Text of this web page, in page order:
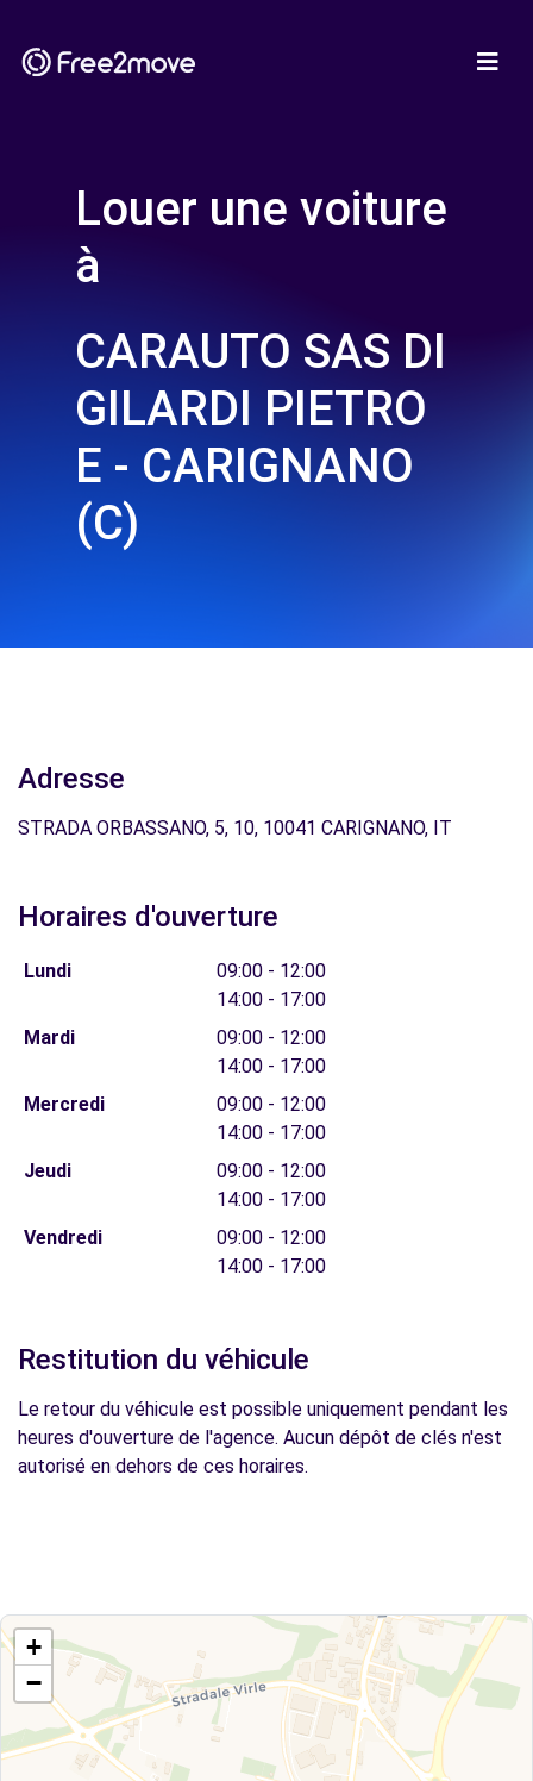
Louer une voiture
à
CARAUTO SAS DI
GILARDI PIETRO
E - CARIGNANO
(C)
Adresse
STRADA ORBASSANO, 5, 10, 10041 CARIGNANO, IT
Horaires d'ouverture
Lundi
09:00 - 12:00
14:00 - 17:00
Mardi
09:00 - 12:00
14:00 - 17:00
Mercredi
09:00 - 12:00
14:00 - 17:00
Jeudi
09:00 - 12:00
14:00 - 17:00
Vendredi
09:00 - 12:00
14:00 - 17:00
Restitution du véhicule
Le retour du véhicule est possible uniquement pendant les
heures d'ouverture de l'agence. Aucun dépôt de clés n'est
autorisé en dehors de ces horaires.
+
−